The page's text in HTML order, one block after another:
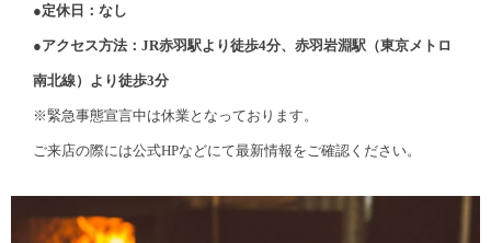
●定休日：なし
●アクセス方法：JR赤羽駅より徒歩4分、赤羽岩淵駅（東京メトロ
南北線）より徒歩3分
※緊急事態宣言中は休業となっております。
ご来店の際には公式HPなどにて最新情報をご確認ください。